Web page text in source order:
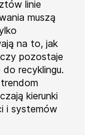
linie
muszą
na to, jak
pozostaje
recyklingu.
kierunki
i systemów